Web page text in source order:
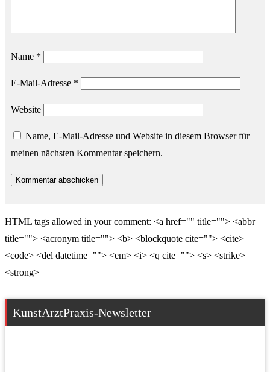
Name *
E-Mail-Adresse *
Website
Name, E-Mail-Adresse und Website in diesem Browser für
meinen nächsten Kommentar speichern.
HTML tags allowed in your comment: <a href="" title=""> <abbr
title=""> <acronym title=""> <b> <blockquote cite=""> <cite>
<code> <del datetime=""> <em> <i> <q cite=""> <s> <strike>
<strong>
KunstArztPraxis-Newsletter